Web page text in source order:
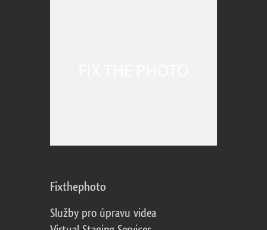
Fixthephoto
Služby pro úpravu videa